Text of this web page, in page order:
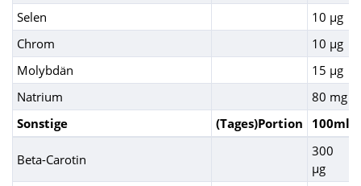
Selen
10 µg
Chrom
10 µg
Molybdän
15 µg
Natrium
80 mg
Sonstige
(Tages)Portion 100ml
Beta-Carotin
300
µg